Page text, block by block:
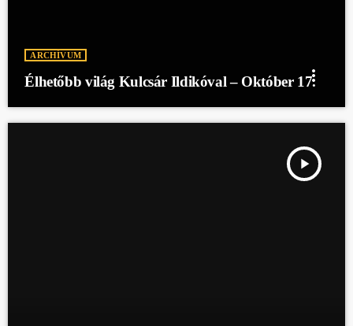
ARCHÍVUM
Élhetőbb világ Kulcsár Ildikóval – Október 17.
more_vert
ÉLHETŐBB VILÁG KULCSÁR ILDIKÓVAL - OKTÓBER 10.
play_arrow